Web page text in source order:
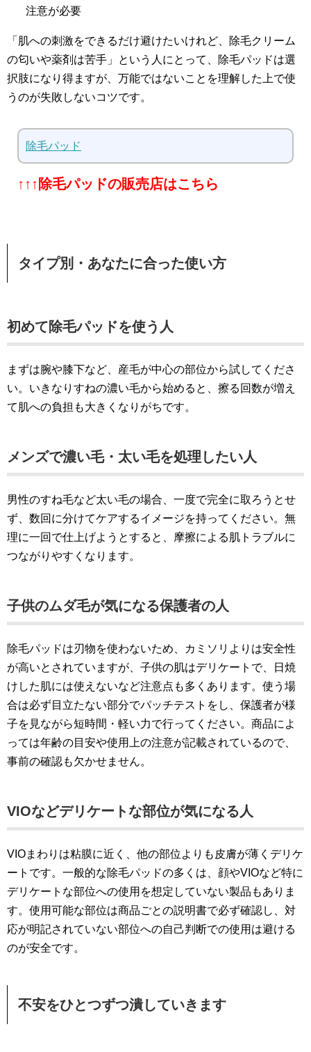
注意が必要
「肌への刺激をできるだけ避けたいけれど、除毛クリーム
の匂いや薬剤は苦手」という人にとって、除毛パッドは選
択肢になり得ますが、万能ではないことを理解した上で使
うのが失敗しないコツです。
除毛パッド
↑↑↑除毛パッドの販売店はこちら
タイプ別・あなたに合った使い方
初めて除毛パッドを使う人
まずは腕や膝下など、産毛が中心の部位から試してくださ
い。いきなりすねの濃い毛から始めると、擦る回数が増え
て肌への負担も大きくなりがちです。
メンズで濃い毛・太い毛を処理したい人
男性のすね毛など太い毛の場合、一度で完全に取ろうとせ
ず、数回に分けてケアするイメージを持ってください。無
理に一回で仕上げようとすると、摩擦による肌トラブルに
つながりやすくなります。
子供のムダ毛が気になる保護者の人
除毛パッドは刃物を使わないため、カミソリよりは安全性
が高いとされていますが、子供の肌はデリケートで、日焼
けした肌には使えないなど注意点も多くあります。使う場
合は必ず目立たない部分でパッチテストをし、保護者が様
子を見ながら短時間・軽い力で行ってください。商品によ
っては年齢の目安や使用上の注意が記載されているので、
事前の確認も欠かせません。
VIOなどデリケートな部位が気になる人
VIOまわりは粘膜に近く、他の部位よりも皮膚が薄くデリケ
ートです。一般的な除毛パッドの多くは、顔やVIOなど特に
デリケートな部位への使用を想定していない製品もありま
す。使用可能な部位は商品ごとの説明書で必ず確認し、対
応が明記されていない部位への自己判断での使用は避ける
のが安全です。
不安をひとつずつ潰していきます